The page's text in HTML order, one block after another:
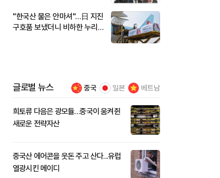
"한국산 물은 안마셔"…日 지진
구호품 보냈더니 비하한 누리
글로벌 뉴스 중국 일본 베트남
희토류 다음은 광모듈…중국이 움켜쥔
새로운 전략자산
중국산 에어콘을 웃돈 주고 산다...유럽
열광시킨 메이디